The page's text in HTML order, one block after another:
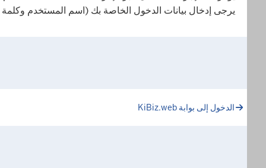
يرجى إدخال بيانات الدخول الخاصة بك (اسم المستخدم وكلمة
الدخول إلى بوابة KiBiz.web